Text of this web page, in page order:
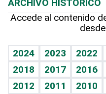
Hablando con el pediatra
Vida y familia
Eñe
Celebrando la vida
Línea de hit
TBT Deportivo
Hecho en casa
Guía del dinero
Cumpleaños
Horóscopos
Crucigramas
ARCHIVO HISTÓRICO
Accede al contenido
2024 2023 2022
2018
2017 2016
2012
2011 2010